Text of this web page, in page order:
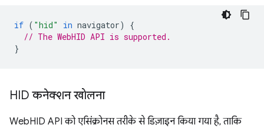
if ( "hid" in navigator)
{
// The WebHID API is supported.
}
HID कनेक्शन खोलना
WebHID API को एसिंक्रोनस तरीके से डिज़ाइन किया गया है, ताकि